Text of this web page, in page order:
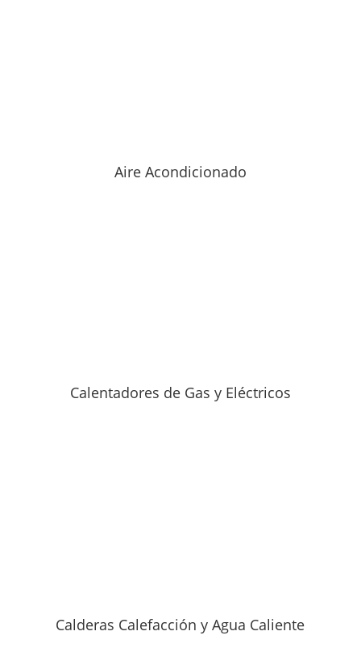
Aire Acondicionado
Calentadores de Gas y Eléctricos
Calderas Calefacción y Agua Caliente